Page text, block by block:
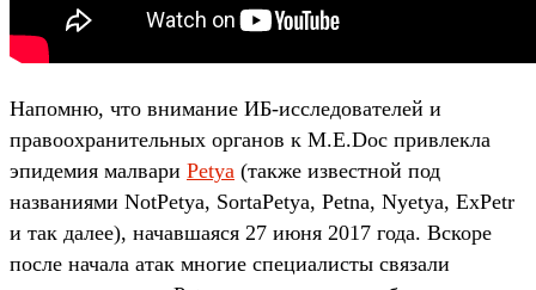
Напомню, что внимание ИБ-исследователей и
правоохранительных органов к M.E.Doc привлекла
эпидемия малвари Petya (также известной под
названиями NotPetya, SortaPetya, Petna, Nyetya, ExPetr
и так далее), начавшаяся 27 июня 2017 года. Вскоре
после начала атак многие специалисты связали